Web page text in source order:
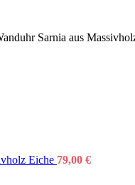
Sarnia aus
Eiche 79,00 €